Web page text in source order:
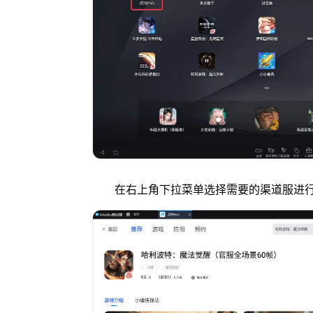
在右上角下拉菜单选择需要的渠道服进